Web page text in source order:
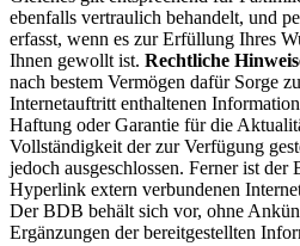
ebenfalls vertraulich behandelt, und
erfasst, wenn es zur Erfüllung Ihres
Ihnen gewollt ist. Rechtliche
nach bestem Vermögen dafür Sorge
Internetauftritt enthaltenen
Haftung oder Garantie für die
Vollständigkeit der zur Verfügung
jedoch ausgeschlossen. Ferner ist
Hyperlink extern verbundenen
Der BDB behält sich vor, ohne
Ergänzungen der bereitgestellten